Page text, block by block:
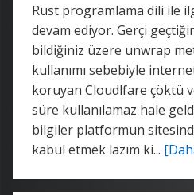
Rust programlama dili ile
devam ediyor. Gerçi
bildiğiniz üzere unwrap
kullanımı sebebiyle
koruyan Cloudlfare çöktü
süre kullanılamaz hale
bilgiler platformun
kabul etmek lazım ki...